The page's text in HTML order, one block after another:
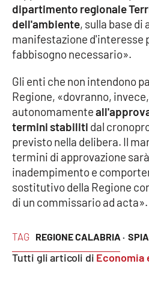
Catanzaro
Crotone
Vibo Valentia
Reggio Calabria
Cosenza
Lamezia Terme
SPECIALI
Buona Sanità Calabria
TAG REGIONE CALABRIA ·
Tutti gli articoli di Economia
dipartimento regionale
dell'ambiente, sulla base di
manifestazione d'interesse
fabbisogno necessario».
Gli enti che non intendono
Regione, «dovranno,
autonomamente
termini stabiliti dal
previsto nella delibera. Il
termini di approvazione
inadempimento e
sostitutivo della Regione
di un commissario ad acta».